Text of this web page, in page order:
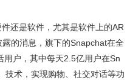
还是软件，尤其是软件上的AR
的消息，旗下的Snapchat在全
户，其中每天2.5亿用户在Sn
技术，实现购物、社交对话等功